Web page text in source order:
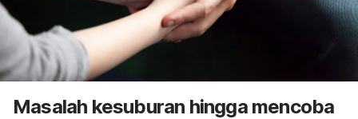
Masalah kesuburan hingga mencoba